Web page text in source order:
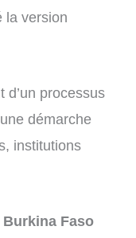
la version
d’un processus
démarche
institutions
Burkina Faso